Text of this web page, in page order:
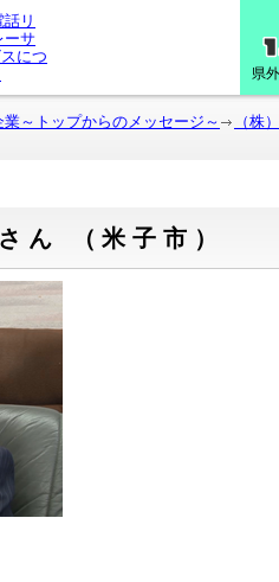
県
～トップからのメッセージ～
（株
ん （米子市）